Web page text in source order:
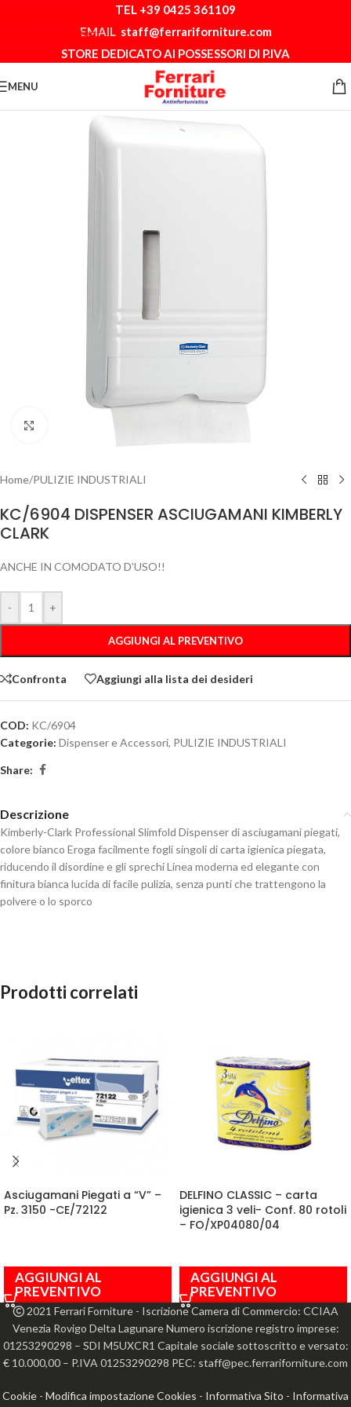
Skip to main content
TEL +39 0425 361109
EMAIL staff@ferrariforniture.com
STORE DEDICATO AI POSSESSORI DI P.IVA
MENU
Clicca per ingrandire
Home/PULIZIE INDUSTRIALI
KC/6904 DISPENSER ASCIUGAMANI KIMBERLY
CLARK
ANCHE IN COMODATO D’USO!!
- +
AGGIUNGI AL PREVENTIVO
Confronta Aggiungi alla lista dei desideri
COD: KC/6904
Categorie: Dispenser e Accessori, PULIZIE INDUSTRIALI
Share:
Descrizione
Kimberly-Clark Professional Slimfold Dispenser di asciugamani piegati,
colore bianco Eroga facilmente fogli singoli di carta igienica piegata,
riducendo il disordine e gli sprechi Linea moderna ed elegante con
finitura bianca lucida di facile pulizia, senza punti che trattengono la
polvere o lo sporco
Prodotti correlati
Asciugamani Piegati a “V” –
Pz. 3150 -CE/72122
AGGIUNGI AL
PREVENTIVO
DELFINO CLASSIC – carta
igienica 3 veli- Conf. 80 rotoli
– FO/XP04080/04
AGGIUNGI AL
PREVENTIVO
2021 Ferrari Forniture - Iscrizione Camera di Commercio: CCIAA
Venezia Rovigo Delta Lagunare Numero iscrizione registro imprese:
01253290298 – SDI M5UXCR1 Capitale sociale sottoscritto e versato:
€ 10.000,00 – P.IVA 01253290298 PEC: staff@pec.ferrariforniture.com
Cookie - Modifica impostazione Cookies - Informativa Sito - Informativa